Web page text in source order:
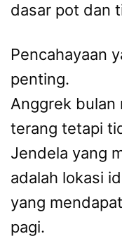
dasar pot dan
Pencahayaan
penting.
Anggrek bulan
terang tetapi
Jendela yang
adalah lokasi
yang
pagi.